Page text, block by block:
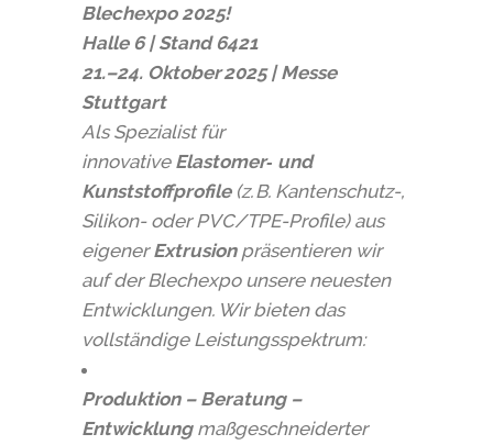
Blechexpo 2025!
Halle 6 | Stand 6421
21.–24. Oktober 2025 | Messe
Stuttgart
Als Spezialist für
innovative Elastomer‑ und
Kunststoffprofile(z. B. Kantenschutz-,
Silikon- oder PVC/TPE-Profile) aus
eigenerExtrusionpräsentieren wir
auf der Blechexpo unsere neuesten
Entwicklungen. Wir bieten das
vollständige Leistungsspektrum:
Produktion – Beratung –
Entwicklungmaßgeschneiderter